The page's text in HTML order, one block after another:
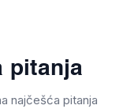
pitanja
najčešća pitanja